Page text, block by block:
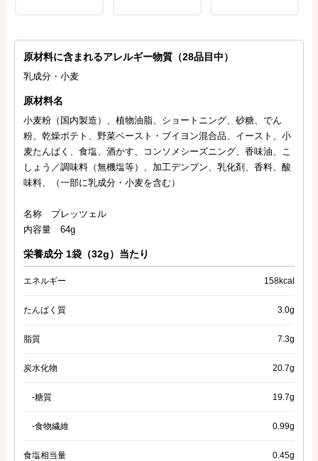
原材料に含まれるアレルギー物質（28品目中）
乳成分・小麦
原材料名
小麦粉（国内製造）、植物油脂、ショートニング、砂糖、でん
粉、乾燥ポテト、野菜ペースト・ブイヨン混合品、イースト、小
麦たんぱく、食塩、酒かす、コンソメシーズニング、香味油、こ
しょう／調味料（無機塩等）、加工デンプン、乳化剤、香料、酸
味料、（一部に乳成分・小麦を含む）
名称 プレッツェル
内容量 64g
栄養成分 1袋（32g）当たり
エネルギー 158kcal
たんぱく質 3.0g
脂質 7.3g
炭水化物 20.7g
-糖質 19.7g
-食物繊維 0.99g
食塩相当量 0.45g